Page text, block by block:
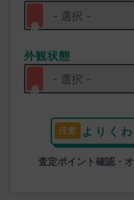
外観状態
よりく
査定ポイント確認・